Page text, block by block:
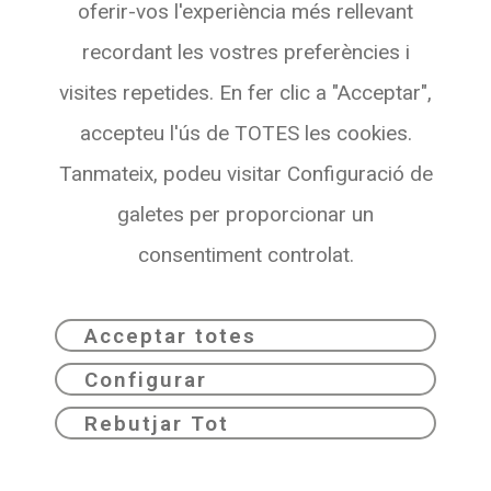
08007 BARCELONA
Veure a Maps
Dribia© 2026
Política de privadesa
Avís legal
oferir-vos l'experiència més rellevant
recordant les vostres preferències i
visites repetides. En fer clic a "Acceptar",
accepteu l'ús de TOTES les cookies.
Tanmateix, podeu visitar Configuració de
galetes per proporcionar un
consentiment controlat.
Configurar
Rebutjar Tot
Acceptar totes